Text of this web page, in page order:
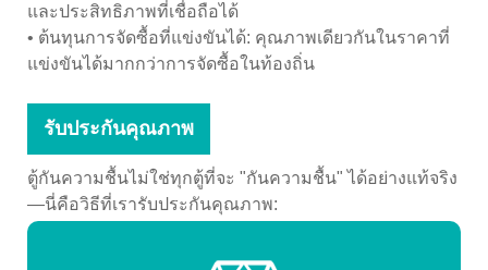
และประสิทธิภาพที่เชื่อถือได้
• ต้นทุนการจัดซื้อที่แข่งขันได้: คุณภาพเดียวกันในราคาที่
แข่งขันได้มากกว่าการจัดซื้อในท้องถิ่น
รับประกันคุณภาพ
ตู้กันความชื้นไม่ใช่ทุกตู้ที่จะ "กันความชื้น" ได้อย่างแท้จริง
—นี่คือวิธีที่เรารับประกันคุณภาพ: